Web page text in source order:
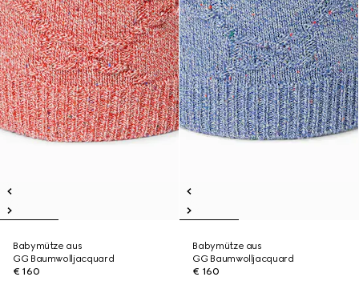
Babymütze aus
GG Baumwolljacquard
€ 160
Babymütze aus
GG Baumwolljacquard
€ 160